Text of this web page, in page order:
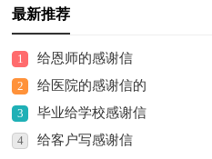
最新推荐
1 给恩师的感谢信
2 给医院的感谢信的
3 毕业给学校感谢信
4 给客户写感谢信